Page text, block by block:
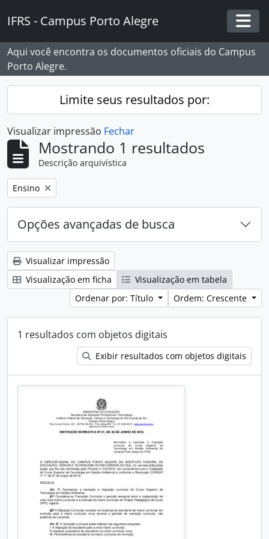
IFRS - Campus Porto Alegre
Aqui você encontra os documentos oficiais do Campus
Porto Alegre.
Limite seus resultados por:
Visualizar impressão Fechar
Mostrando 1 resultados
Descrição arquivística
Remover filtro:
Ensino
Opções avançadas de busca
Visualizar impressão
Visualização em ficha
Visualização em tabela
Ordenar por: Título
Ordem: Crescente
1 resultados com objetos digitais
Exibir resultados com objetos digitais